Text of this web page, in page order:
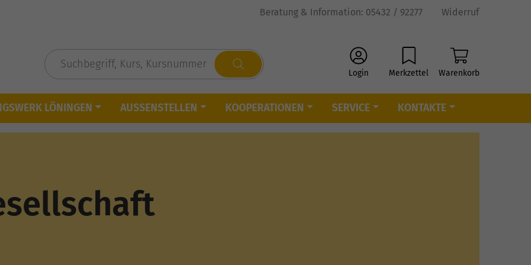
Beratung & Information: 05432 / 92277 Widerruf
Login Merkzettel Warenkorb
LÖNINGEN AUSSENSTELLEN KOOPERATIONEN SERVICE KONTAKTE